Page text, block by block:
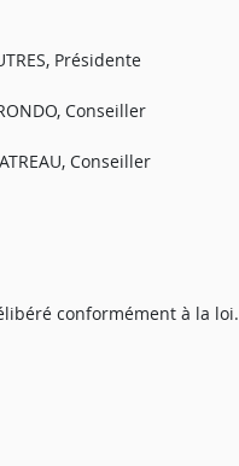
Présidente
Conseiller
Conseiller
conformément à la loi.